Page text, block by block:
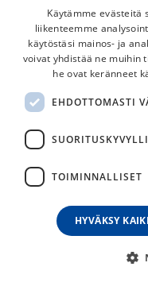
Kryptonite
10.2x20.3cm
lukkoperheen erittäin
rekisteröinnin).
189,00€
Käytämme evästeitä
liikenteemme
käytöstäsi mainos- ja
voivat yhdistää ne muihin
he ovat keränneet
EHDOTTOMASTI
TOIMINNALLISET
HYVÄKSY